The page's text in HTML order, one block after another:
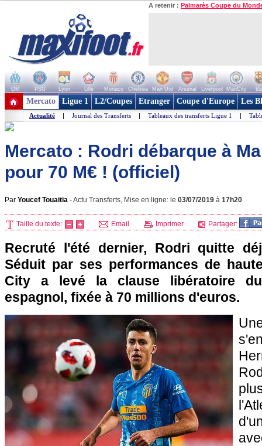
A retenir : Palmarès Coupe du
OM PSG Lyon Lille Monaco Chelsea Man Utd Arsenal Liverpool ManCity
+ de clubs
Mercato Ligue 1 L2/Coupes Etranger Coupe d'Europe Les
Actualité | Journal des Transferts | Tableaux des transferts Ligue 1 |
Mercato : Rodri débarque à
pour 70 M€ ! (officiel)
Par Youcef Touaitia -Actu Transferts, Mise en ligne: le 03/07/2019 à 17h20
Taille du texte: Email Imprimer Partager:
Recruté l'été dernier, Rodri quitte
Séduit par ses performances de
City a levé la clause libératoire
espagnol, fixée à 70 millions d'euros.